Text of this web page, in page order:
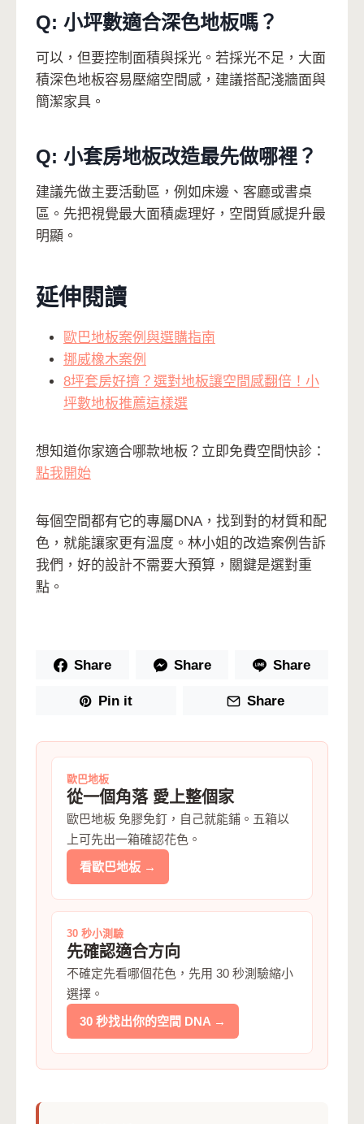
Q: 小坪數適合深色地板嗎？
可以，但要控制面積與採光。若採光不足，大面
積深色地板容易壓縮空間感，建議搭配淺牆面與
簡潔家具。
Q: 小套房地板改造最先做哪裡？
建議先做主要活動區，例如床邊、客廳或書桌
區。先把視覺最大面積處理好，空間質感提升最
明顯。
延伸閱讀
歐巴地板案例與選購指南
挪威橡木案例
8坪套房好擠？選對地板讓空間感翻倍！小
坪數地板推薦這樣選
想知道你家適合哪款地板？立即免費空間快診：
點我開始
每個空間都有它的專屬DNA，找到對的材質和配
色，就能讓家更有溫度。林小姐的改造案例告訴
我們，好的設計不需要大預算，關鍵是選對重
點。
Share Share Share
Pin it Share
歐巴地板
從一個角落 愛上整個家
歐巴地板 免膠免釘，自己就能鋪。五箱以
上可先出一箱確認花色。
看歐巴地板 →
30 秒小測驗
先確認適合方向
不確定先看哪個花色，先用 30 秒測驗縮小
選擇。
30 秒找出你的空間 DNA →